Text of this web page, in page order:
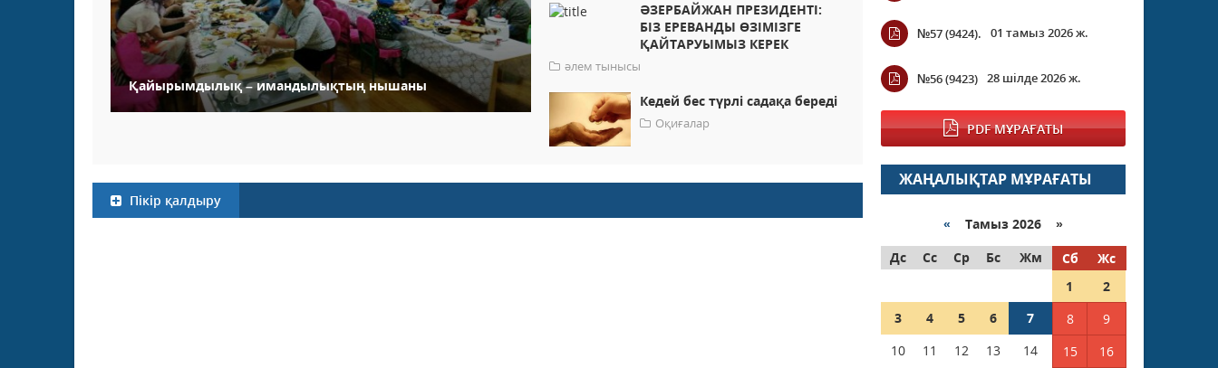
Қайырымдылық – имандылықтың нышаны
ӘЗЕРБАЙЖАН ПРЕЗИДЕНТІ:
БІЗ ЕРЕВАНДЫ ӨЗІМІЗГЕ
ҚАЙТАРУЫМЫЗ КЕРЕК
әлем тынысы
Кедей бес түрлі садақа береді
Оқиғалар
Пікір қалдыру
№57 (9424). 01 тамыз 2026 ж.
№56 (9423) 28 шілде 2026 ж.
PDF МҰРАҒАТЫ
ЖАҢАЛЫҚТАР МҰРАҒАТЫ
« Тамыз 2026 »
Дс
Сс Ср Бс Жм Сб
Жс
1
2
3
4 5 6 7 8
9
10
11 12 13 14 15 16